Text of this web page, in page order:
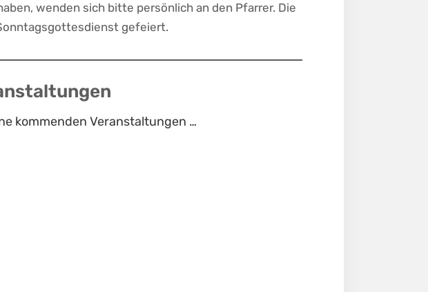
wenden sich bitte persönlich an den Pfarrer. Die
gefeiert.
kommenden Veranstaltungen …